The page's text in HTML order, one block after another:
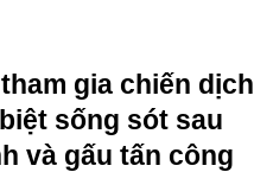
gia chiến dịch
sống sót sau
và gấu tấn công